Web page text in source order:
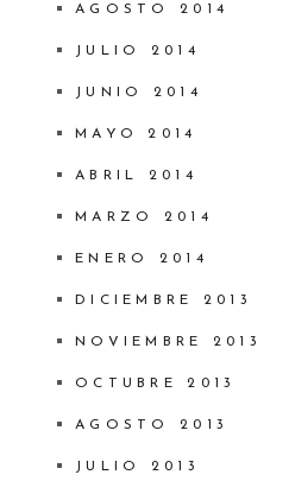
AGOSTO 2014
JULIO 2014
JUNIO 2014
MAYO 2014
ABRIL 2014
MARZO 2014
ENERO 2014
DICIEMBRE 2013
NOVIEMBRE 2013
OCTUBRE 2013
AGOSTO 2013
JULIO 2013